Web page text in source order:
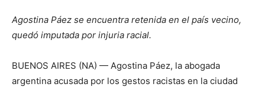
Agostina Páez se encuentra retenida en el país vecino,
quedó imputada por injuria racial.
BUENOS AIRES (NA) — Agostina Páez, la abogada
argentina acusada por los gestos racistas en la ciudad